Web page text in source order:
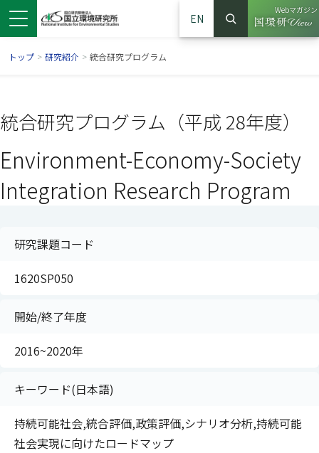
ドウで開きます）
ンドウで開きます）
ウインドウで開きます）
EN
サイト内検索
検索
Webマガジン
（別ウイ
トップ > 研究紹介 > 統合研究プログラム
統合研究プログラム（平成 28年度）
Environment-Economy-Society
Integration Research Program
研究課題コード
1620SP050
開始/終了年度
2016~2020年
キーワード(日本語)
持続可能社会,統合評価,政策評価,シナリオ分析,持続可能
社会実現に向けたロードマップ